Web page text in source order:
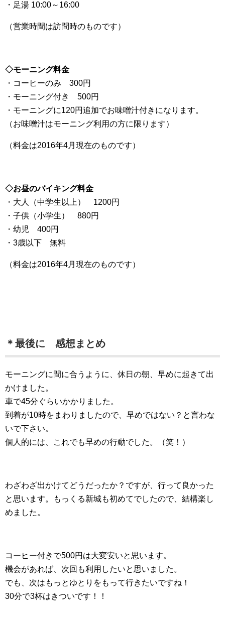
・足湯 10:00～16:00
（営業時間は訪問時のものです）
◇モーニング料金
・コーヒーのみ 300円
・モーニング付き 500円
・モーニングに120円追加でお味噌汁付きになります。
（お味噌汁はモーニング利用の方に限ります）
（料金は2016年4月現在のものです）
◇お昼のバイキング料金
・大人（中学生以上） 1200円
・子供（小学生） 880円
・幼児 400円
・3歳以下 無料
（料金は2016年4月現在のものです）
＊最後に 感想まとめ
モーニングに間に合うように、休日の朝、早めに起きて出
かけました。
車で45分ぐらいかかりました。
到着が10時をまわりましたので、早めではない？と言わな
いで下さい。
個人的には、これでも早めの行動でした。（笑！）
わざわざ出かけてどうだったか？ですが、行って良かった
と思います。もっくる新城も初めてでしたので、結構楽し
めました。
コーヒー付きで500円は大変安いと思います。
機会があれば、次回も利用したいと思いました。
でも、次はもっとゆとりをもって行きたいですね！
30分で3杯はきついです！！